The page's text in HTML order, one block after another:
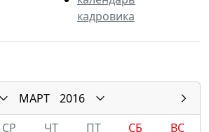
кадровика
МАРТ
2016
СР ЧТ ПТ СБ
ВС